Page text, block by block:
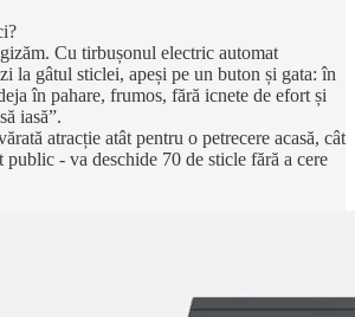
Cu tirbușonul electric automat
la gâtul sticlei, apeși pe un buton și gata: în
în pahare, frumos, fără icnete de efort și
iasă”.
atracție atât pentru o petrecere acasă, cât
public - va deschide 70 de sticle fără a cere